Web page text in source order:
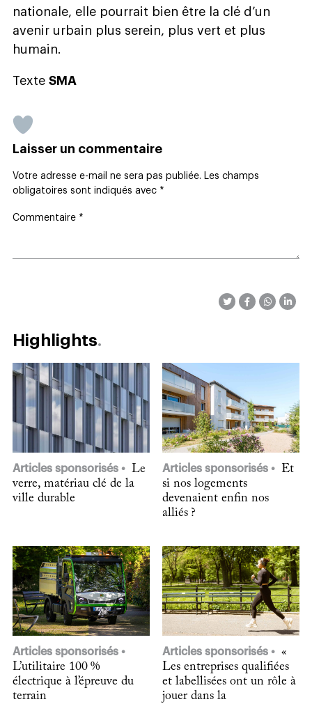
nationale, elle pourrait bien être la clé d’un
avenir urbain plus serein, plus vert et plus
humain.
Texte SMA
Laisser un commentaire
Votre adresse e-mail ne sera pas publiée.
Les champs
obligatoires sont indiqués avec *
Commentaire *
Highlights
Articles sponsorisés
Le
verre, matériau clé de la
ville durable
Articles sponsorisés
Et
si nos logements
devenaient enfin nos
alliés ?
Articles sponsorisés
L’utilitaire 100 %
électrique à l’épreuve du
terrain
Articles sponsorisés
«
Les entreprises qualifiées
et labellisées ont un rôle à
jouer dans la